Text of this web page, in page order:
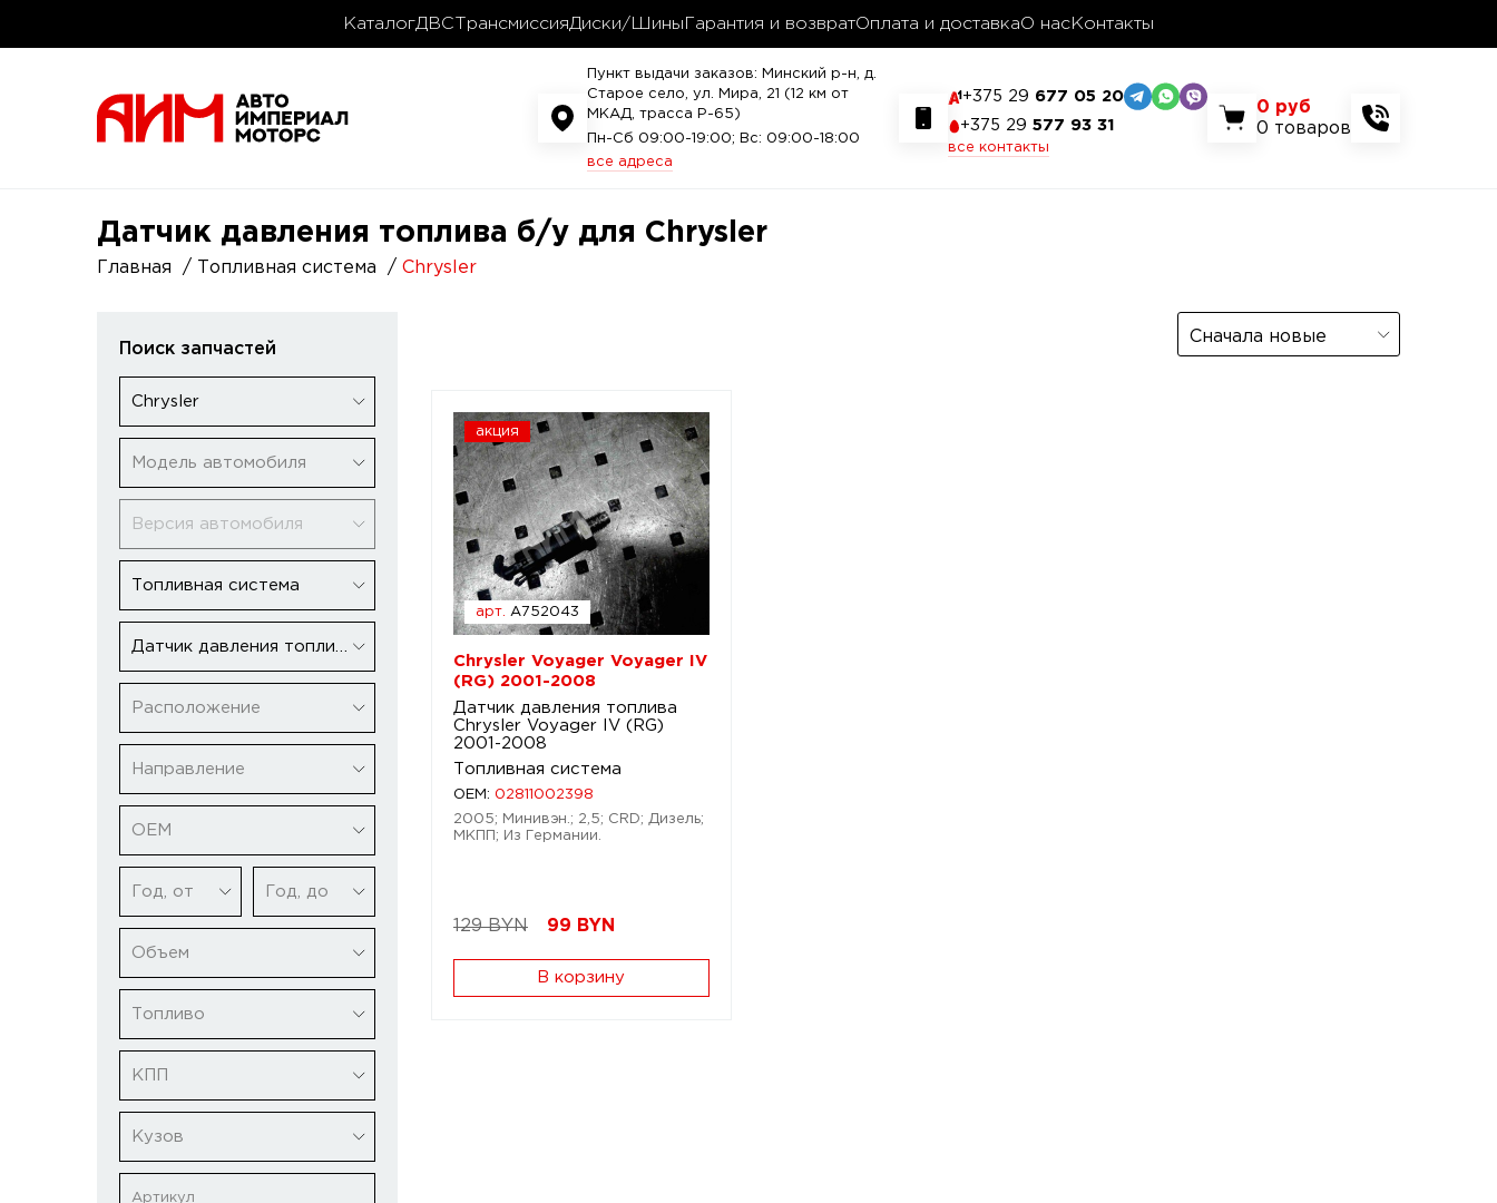
КаталогДВС ТрансмиссияДиски/Шины Гарантия и возвратОплата и доставкаО нас Контакты
Пункт выдачи заказов: Минский р-н, д.
Старое село, ул. Мира, 21 (12 км от
МКАД, трасса P-65)
Пн-Сб 09:00-19:00; Вс: 09:00-18:00
все адреса
+375 29 677 05 20
+375 29 577 93 31
все контакты
0 руб
0 товаров
Датчик давления топлива б/у для Chrysler
Главная Топливная система Chrysler
Поиск запчастей
Chrysler
Модель автомобиля
Версия автомобиля
Топливная система
Расположение
Направление
ОЕМ
Год, от Год, до
Объем
Топливо
КПП
Кузов
Сначала новые
акция
арт. A752043
Chrysler Voyager Voyager IV
(RG) 2001-2008
Датчик давления топлива
Chrysler Voyager IV (RG)
2001-2008
Топливная система
OEM: 02811002398
2005; Минивэн.; 2,5; CRD; Дизель;
МКПП; Из Германии.
129 BYN 99 BYN
В корзину